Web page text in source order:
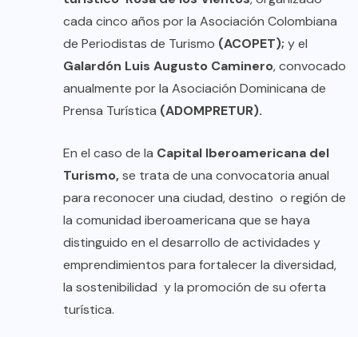
cada cinco años por la Asociación Colombiana
de Periodistas de Turismo (ACOPET); y el
Galardón Luis Augusto Caminero, convocado
anualmente por la Asociación Dominicana de
Prensa Turística (ADOMPRETUR).
En el caso de la Capital Iberoamericana del
Turismo,se trata de una convocatoria anual
para reconocer una ciudad, destino o región de
la comunidad iberoamericana que se haya
distinguido en el desarrollo de actividades y
emprendimientos para fortalecer la diversidad,
la sostenibilidad y la promoción de su oferta
turística.